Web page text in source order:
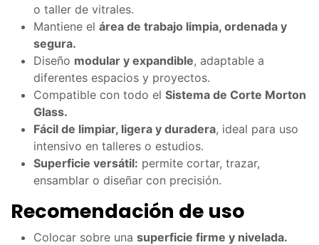
o taller de vitrales.
Mantiene el área de trabajo limpia, ordenada y
segura.
Diseño modular y expandible, adaptable a
diferentes espacios y proyectos.
Compatible con todo el Sistema de Corte Morton
Glass.
Fácil de limpiar, ligera y duradera, ideal para uso
intensivo en talleres o estudios.
Superficie versátil: permite cortar, trazar,
ensamblar o diseñar con precisión.
Recomendación de uso
Colocar sobre una superficie firme y nivelada.